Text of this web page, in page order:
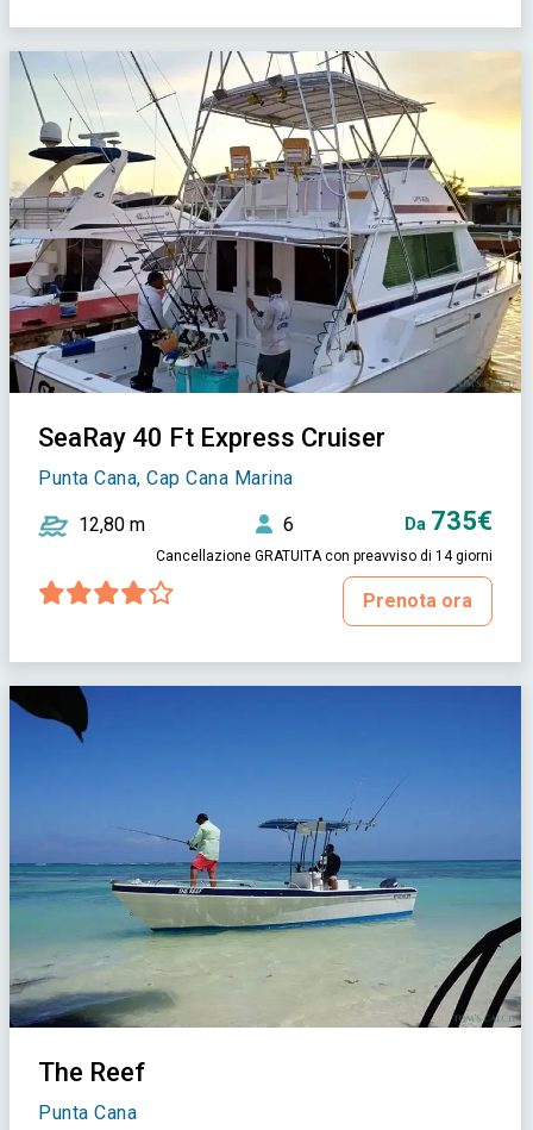
SeaRay 40 Ft Express Cruiser
Punta Cana, Cap Cana Marina
12,80 m 6 Da 735€
Cancellazione GRATUITA con preavviso di 14 giorni
Prenota ora
The Reef
Punta Cana